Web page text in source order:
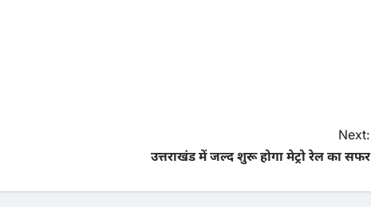
Next:
उत्तराखंड में जल्द शुरू होगा मेट्रो रेल का सफर